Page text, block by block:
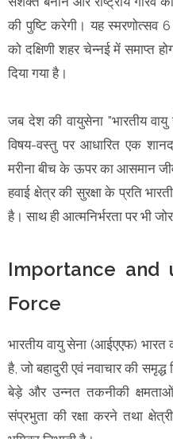
की पुष्टि करेगी। यह
को दक्षिणी शहर चेन्नई में समाप्त
दिया गया है।
जब देश की वायुसेना "भारतीय
विषय-वस्तु पर आधारित एक
मरीना बीच के ऊपर का आसमान
हवाई क्षेत्र की सुरक्षा के प्रति
है। साथ ही आत्मनिर्भरता पर भी
Importance and
Force
भारतीय वायु सेना (आईएएफ) भारत
है, जो बहादुरी एवं नवाचार की
बेड़े और उन्नत तकनीकी
संप्रभुता की रक्षा करने तथा